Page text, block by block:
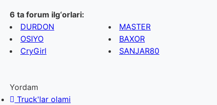
6 ta forum ilg‘orlari:
DURDON
MASTER
OSIYO
BAXOR
CryGirl
SANJAR80
Yordam
Truck'lar olami